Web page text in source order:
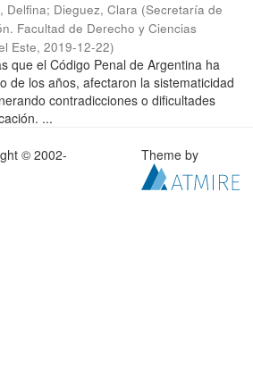
Delfina; Dieguez, Clara (Secretaría de
Facultad de Derecho y Ciencias
Este, 2019-12-22)
que el Código Penal de Argentina ha
de los años, afectaron la sistematicidad
contradicciones o dificultades
...
© 2002-
Theme by